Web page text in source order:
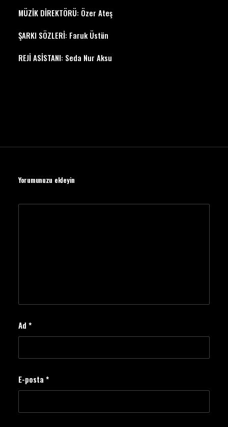
MÜZİK DİREKTÖRÜ: Özer Ateş
ŞARKI SÖZLERİ: Faruk Üstün
REJİ ASİSTANI: Seda Nur Aksu
Yorumunuzu ekleyin
Ad *
E-posta *